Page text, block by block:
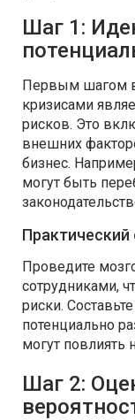
Шаг 1:
Первым шагом в
кризисами
рисков. Это
внешних
бизнес.
могут быть
Практический
Проведите
сотрудниками,
риски.
потенциально
могут повлиять
Шаг 2: